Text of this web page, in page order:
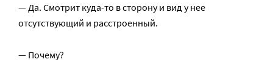
— Да. Смотрит куда-то в сторону и вид у нее
отсутствующий и расстроенный.
— Почему?